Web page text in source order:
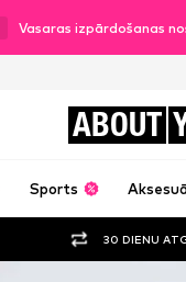
Vasaras izpārdošanas
ABOUT
Sports
30 DIENU